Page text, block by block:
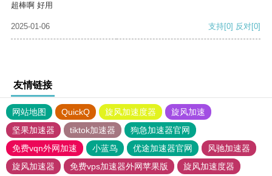
超棒啊 好用
2025-01-06 支持[0] 反对[0]
友情链接
网站地图 QuickQ 旋风加速度器
旋风加速
坚果加速器
tiktok加速器
狗急加速器官网
免费vqn外网加速
小蓝鸟 优途加速器官网
风驰加速器
旋风加速器
免费vps加速器外网苹果版
旋风加速度器